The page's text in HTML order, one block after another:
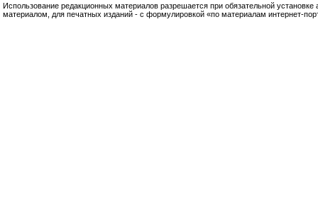
Использование редакционных материалов разрешается при обязательной установке
материалом, для печатных изданий - с формулировкой «по материалам интернет-